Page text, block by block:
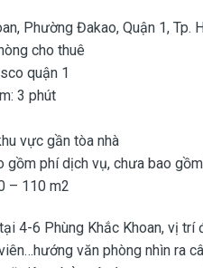
Phường Đakao, Quận 1, Tp.
cho thuê
quận 1
3 phút
vực gần tòa nhà
gồm phí dịch vụ, chưa bao
– 110 m2
4-6 Phùng Khắc Khoan, vị
văn phòng nhìn ra